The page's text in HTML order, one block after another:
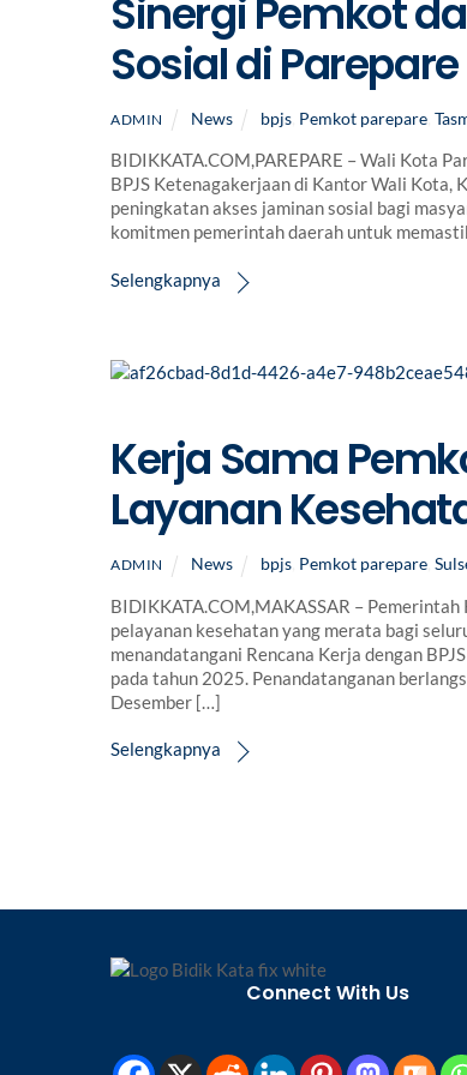
Sinergi Pemkot
Sosial di
ADMIN News bpjs Pemkot parepare ,
BIDIKKATA.COM,PAREPARE – Wali Kota
BPJS Ketenagakerjaan di Kantor Wali Kota,
peningkatan akses jaminan sosial bagi
komitmen pemerintah daerah untuk
Selengkapnya
Kerja Sama
Layanan
ADMIN News bpjs Pemkot parepare ,
BIDIKKATA.COM,MAKASSAR –
pelayanan kesehatan yang merata bagi
menandatangani Rencana Kerja dengan
pada tahun 2025. Penandatanganan
Desember […]
Selengkapnya
Connect With Us